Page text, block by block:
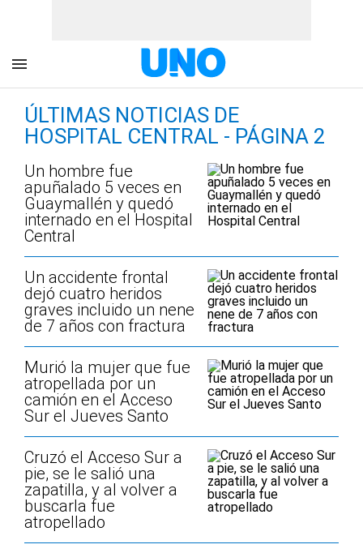
ÚLTIMAS NOTICIAS DE
HOSPITAL CENTRAL - PÁGINA 2
Un hombre fue
apuñalado 5 veces en
Guaymallén y quedó
internado en el Hospital
Central
Un accidente frontal
dejó cuatro heridos
graves incluido un nene
de 7 años con fractura
Murió la mujer que fue
atropellada por un
camión en el Acceso
Sur el Jueves Santo
Cruzó el Acceso Sur a
pie, se le salió una
zapatilla, y al volver a
buscarla fue
atropellado